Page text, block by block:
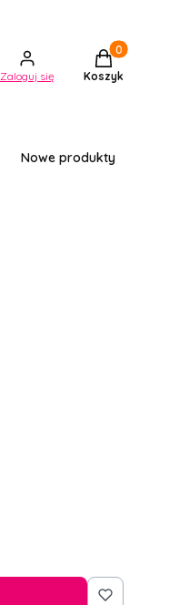
Zaloguj się
Produkty w
Koszyk
Nowe produkty